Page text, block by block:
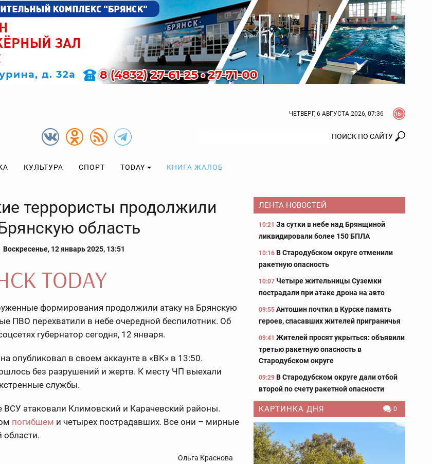
ЧЕТВЕРГ, 6 АВГУСТА 2026, 07:36
КУЛЬТУРА СПОРТ TODAY КНИГА ЖАЛОБ
террористы продолжили
область
Воскресенье, 12 январь 2025, 13:51
формирования продолжили атаку на Брянскую
ПВО перехватили в небе очередной беспилотник. Об
губернатор сегодня, 12 января.
опубликовал в своем аккаунте в «ВК» в 13:50.
без разрушений и жертв. К месту ЧП выехали
службы.
атаковали Климовский и Карачевский районы.
погибшем и четырех пострадавших. Все они – мирные
области.
Ольга Краснова
ЛЕНТА НОВОСТЕЙ
10:21 За сутки в небе над Брянщиной
ликвидировали более 150 БПЛА
10:16 В Стародубском округе отменили
ракетную опасность
10:07 Четыре жительницы Суземки
пострадали при атаке дрона на авто
09:55 Антошин почтил в Курске память
героев, спасавших жителей приграничья
09:41 Жителей просят укрыться: объявили
третью ракетную опасность в
Стародубском округе
09:29 В Стародубском округе дали отбой
второй по счету ракетной опасности
КАРТИНКА ДНЯ 0